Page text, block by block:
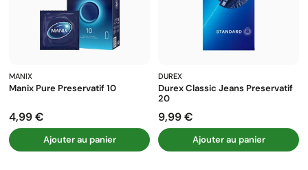
MANIX
Manix Pure Preservatif 10
Prix
4,99 €
Ajouter au panier
DUREX
Durex Classic Jeans Preservatif
20
Prix
9,99 €
Ajouter au panier